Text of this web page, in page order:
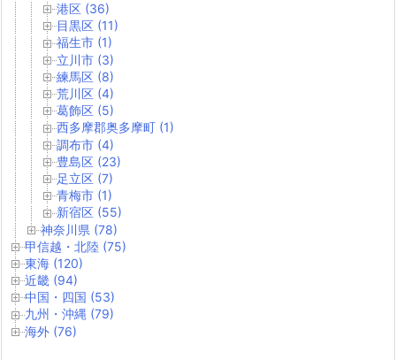
港区 (36)
目黒区 (11)
福生市 (1)
立川市 (3)
練馬区 (8)
荒川区 (4)
葛飾区 (5)
西多摩郡奥多摩町 (1)
調布市 (4)
豊島区 (23)
足立区 (7)
青梅市 (1)
新宿区 (55)
神奈川県 (78)
甲信越・北陸 (75)
東海 (120)
近畿 (94)
中国・四国 (53)
九州・沖縄 (79)
海外 (76)